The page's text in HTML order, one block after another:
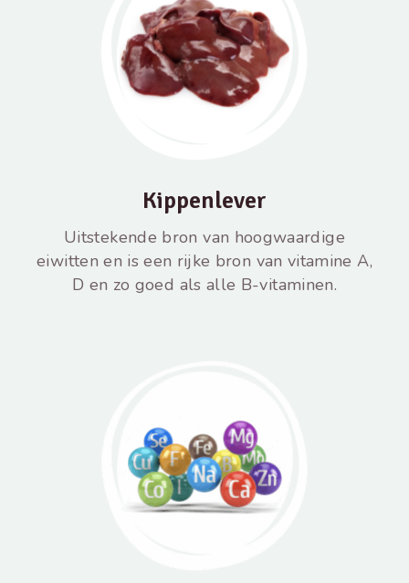
Kippenlever
Uitstekende bron van hoogwaardige
eiwitten en is een rijke bron van vitamine A,
D en zo goed als alle B-vitaminen.